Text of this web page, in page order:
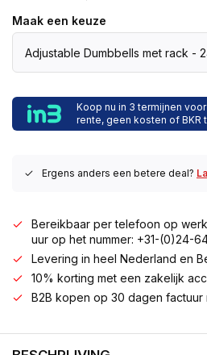
Maak een keuze
Adjustable Dumbbells met rack -
Koop nu in 3 termijnen voor
rente, geen kosten of BKR
Ergens anders een betere deal?
Bereikbaar per telefoon op
uur op het nummer: +31-(0)24-
Levering in heel Nederland en
10% korting met een zakelijk
B2B kopen op 30 dagen factuur